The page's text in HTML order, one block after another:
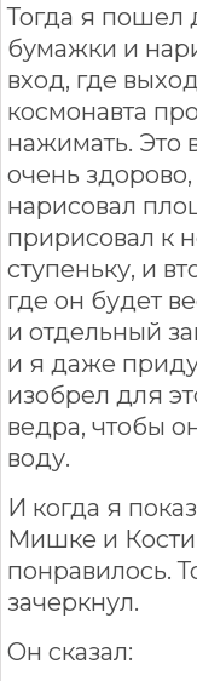
Тогда я пошел
бумажки и
вход, где
космонавта
нажимать. Это
очень
нарисовал
пририсовал к
ступеньку, и
где он будет
и отдельный
и я даже
изобрел для
ведра, чтобы
воду.
И когда я
Мишке и
понравилось.
зачеркнул.
Он сказал: